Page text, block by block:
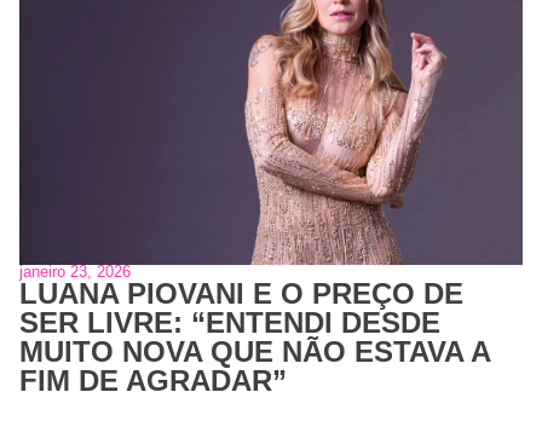
janeiro 23, 2026
LUANA PIOVANI E O PREÇO DE
SER LIVRE: “ENTENDI DESDE
MUITO NOVA QUE NÃO ESTAVA A
FIM DE AGRADAR”